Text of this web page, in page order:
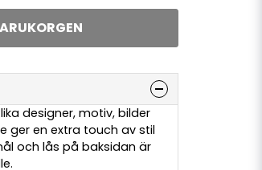
designer, motiv, bilder
ger en extra touch av stil
och lås på baksidan är